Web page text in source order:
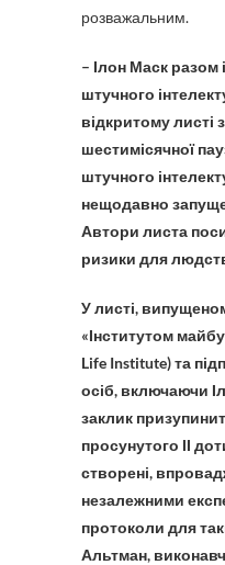
розважальним.
– Ілон Маск разом
штучного
відкритому листі
шестимісячної
штучного
нещодавно
Автори листа
ризики для
У листі,
«Інститутом
Life Institute) та
осіб, включаючи
заклик
просунутого ІІ
створені,
незалежними
протоколи для
Альтман,